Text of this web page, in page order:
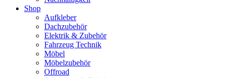
Shop
Aufkleber
Dachzubehör
Elektrik & Zubehör
Fahrzeug Technik
Möbel
Möbelzubehör
Offroad